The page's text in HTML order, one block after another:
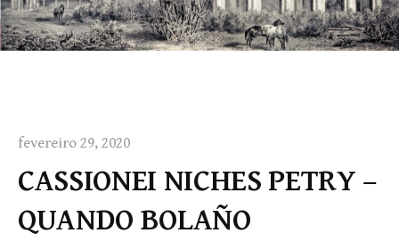
fevereiro 29, 2020
CASSIONEI NICHES PETRY –
QUANDO BOLAÑO